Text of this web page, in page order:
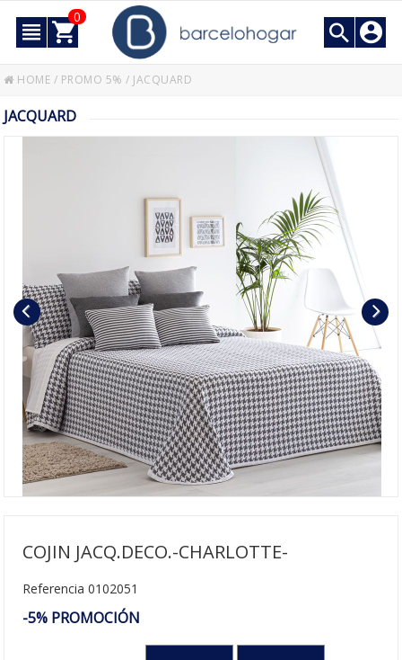
0
HOME / PROMO 5% / JACQUARD
JACQUARD
COJIN JACQ.DECO.-CHARLOTTE-
Referencia 0102051
-5% PROMOCIÓN